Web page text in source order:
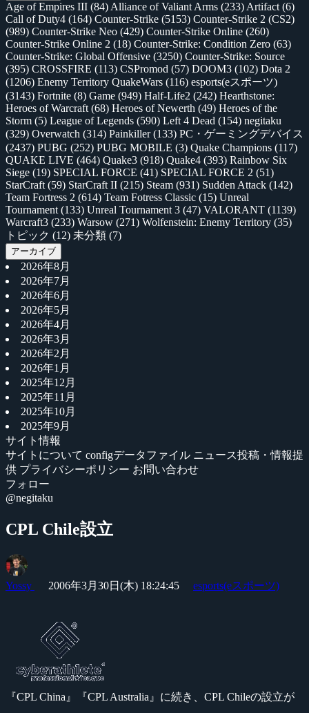
Age of Empires III (84) Alliance of Valiant Arms (233) Artifact (6)
Call of Duty4 (164) Counter-Strike (5153) Counter-Strike 2 (CS2)
(989) Counter-Strike Neo (429) Counter-Strike Online (260)
Counter-Strike Online 2 (18) Counter-Strike: Condition Zero (63)
Counter-Strike: Global Offensive (3250) Counter-Strike: Source
(395) CROSSFIRE (113) CSPromod (57) DOOM3 (102) Dota 2
(1206) Enemy Territory QuakeWars (116) esports(eスポーツ)
(3143) Fortnite (8) Game (949) Half-Life2 (242) Hearthstone:
Heroes of Warcraft (68) Heroes of Newerth (49) Heroes of the
Storm (5) League of Legends (590) Left 4 Dead (154) negitaku
(329) Overwatch (314) Painkiller(133) PC・ゲーミングデバイス
(2437) PUBG (252) PUBG MOBILE (3) Quake Champions (117)
QUAKE LIVE (464) Quake3 (918) Quake4 (393) Rainbow Six
Siege (19) SPECIAL FORCE (41) SPECIAL FORCE 2 (51)
StarCraft (59) StarCraft II (215) Steam (931) Sudden Attack (142)
Team Fortress 2 (614) Team Fotress Classic (15) Unreal
Tournament (133) Unreal Tournament 3 (47) VALORANT (1139)
Warcraft3 (233) Warsow (271) Wolfenstein: Enemy Territory (35)
トピック (12) 未分類 (7)
アーカイブ
2026年8月
2026年7月
2026年6月
2026年5月
2026年4月
2026年3月
2026年2月
2026年1月
2025年12月
2025年11月
2025年10月
2025年9月
サイト情報
サイトについて configデータファイル ニュース投稿・情報提
供 プライバシーポリシー お問い合わせ
フォロー
@negitaku
CPL Chile設立
Yossy 2006年3月30日(木) 18:24:45 esports(eスポーツ)
『CPL China』『CPL Australia』に続き、CPL Chileの設立が